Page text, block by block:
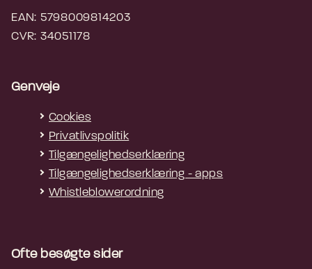
EAN: 5798009814203
CVR: 34051178
Genveje
Cookies
Privatlivspolitik
Tilgængelighedserklæring
Tilgængelighedserklæring - apps
Whistleblowerordning
Ofte besøgte sider